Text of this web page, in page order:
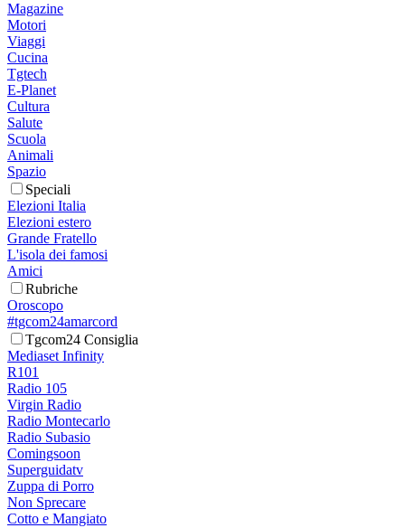
Magazine
Motori
Viaggi
Cucina
Tgtech
E-Planet
Cultura
Salute
Scuola
Animali
Spazio
Speciali
Elezioni Italia
Elezioni estero
Grande Fratello
L'isola dei famosi
Amici
Rubriche
Oroscopo
#tgcom24amarcord
Tgcom24 Consiglia
Mediaset Infinity
R101
Radio 105
Virgin Radio
Radio Montecarlo
Radio Subasio
Comingsoon
Superguidatv
Zuppa di Porro
Non Sprecare
Cotto e Mangiato